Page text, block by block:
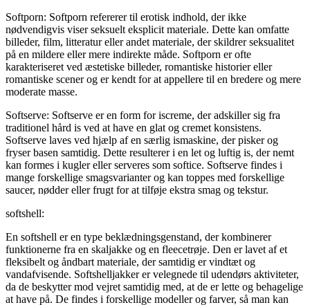
Softporn: Softporn refererer til erotisk indhold, der ikke
nødvendigvis viser seksuelt eksplicit materiale. Dette kan omfatte
billeder, film, litteratur eller andet materiale, der skildrer seksualitet
på en mildere eller mere indirekte måde. Softporn er ofte
karakteriseret ved æstetiske billeder, romantiske historier eller
romantiske scener og er kendt for at appellere til en bredere og mere
moderate masse.
Softserve: Softserve er en form for iscreme, der adskiller sig fra
traditionel hård is ved at have en glat og cremet konsistens.
Softserve laves ved hjælp af en særlig ismaskine, der pisker og
fryser basen samtidig. Dette resulterer i en let og luftig is, der nemt
kan formes i kugler eller serveres som softice. Softserve findes i
mange forskellige smagsvarianter og kan toppes med forskellige
saucer, nødder eller frugt for at tilføje ekstra smag og tekstur.
softshell:
En softshell er en type beklædningsgenstand, der kombinerer
funktionerne fra en skaljakke og en fleecetrøje. Den er lavet af et
fleksibelt og åndbart materiale, der samtidig er vindtæt og
vandafvisende. Softshelljakker er velegnede til udendørs aktiviteter,
da de beskytter mod vejret samtidig med, at de er lette og behagelige
at have på. De findes i forskellige modeller og farver, så man kan